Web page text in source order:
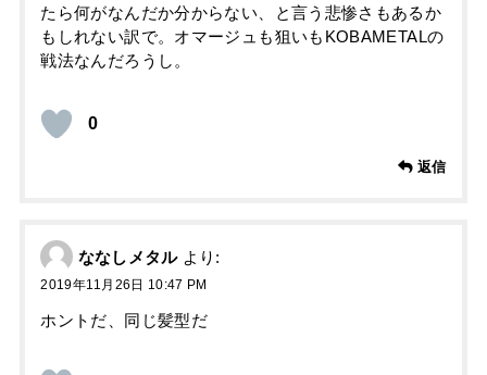
たら何がなんだか分からない、と言う悲惨さもあるか
もしれない訳で。オマージュも狙いもKOBAMETALの
戦法なんだろうし。
0
返信
ななしメタル より:
2019年11月26日 10:47 PM
ホントだ、同じ髪型だ